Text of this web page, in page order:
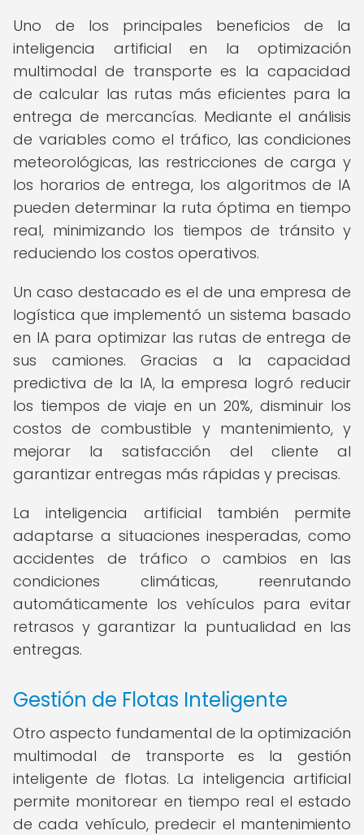
Uno de los principales beneficios de la
inteligencia artificial en la optimización
multimodal de transporte es la capacidad
de calcular las rutas más eficientes para la
entrega de mercancías. Mediante el análisis
de variables como el tráfico, las condiciones
meteorológicas, las restricciones de carga y
los horarios de entrega, los algoritmos de IA
pueden determinar la ruta óptima en tiempo
real, minimizando los tiempos de tránsito y
reduciendo los costos operativos.
Un caso destacado es el de una empresa de
logística que implementó un sistema basado
en IA para optimizar las rutas de entrega de
sus camiones. Gracias a la capacidad
predictiva de la IA, la empresa logró reducir
los tiempos de viaje en un 20%, disminuir los
costos de combustible y mantenimiento, y
mejorar la satisfacción del cliente al
garantizar entregas más rápidas y precisas.
La inteligencia artificial también permite
adaptarse a situaciones inesperadas, como
accidentes de tráfico o cambios en las
condiciones climáticas, reenrutando
automáticamente los vehículos para evitar
retrasos y garantizar la puntualidad en las
entregas.
Gestión de Flotas Inteligente
Otro aspecto fundamental de la optimización
multimodal de transporte es la gestión
inteligente de flotas. La inteligencia artificial
permite monitorear en tiempo real el estado
de cada vehículo, predecir el mantenimiento